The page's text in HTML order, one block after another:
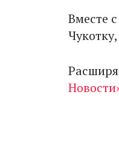
Вместе